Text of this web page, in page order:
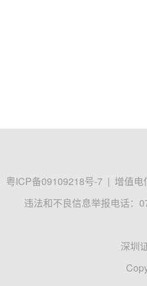
粤ICP备09109218号-7 | 增值电
违法和不良信息举报电话：
深圳